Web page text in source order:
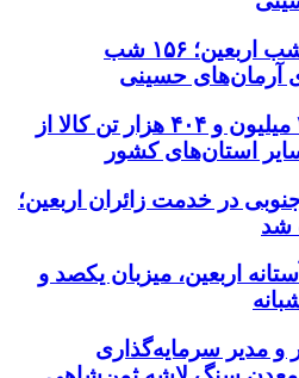
خراسان جنوبی در شب اربعین؛ ۱۵۶ شب
آرمان‌های حسینی
جابه جایی بیش از ۲ میلیون و ۴۰۴ هزار تن کالا از
استان‌های کشور
در خدمت زائران اربعین؛
شد
اربعین، میزبان یکصد و
و مدیر سرمایه‌گذاری